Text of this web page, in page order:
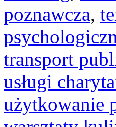
poznawcza,
transport
usługi
użytkowanie